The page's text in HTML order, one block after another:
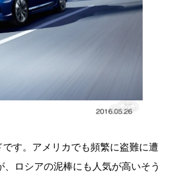
す。アメリカでも頻繁に盗難に遭
、ロシアの泥棒にも人気が高いそう